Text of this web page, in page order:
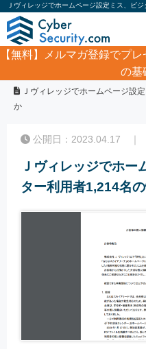
【無料】
メルマガ登録でプ
の基
サイバーセキュリ
Ｊヴィレッジでホームページ設
か
公開日：2023.04.17 ｜
Ｊヴィレッジでホー
ター利用者1,214名